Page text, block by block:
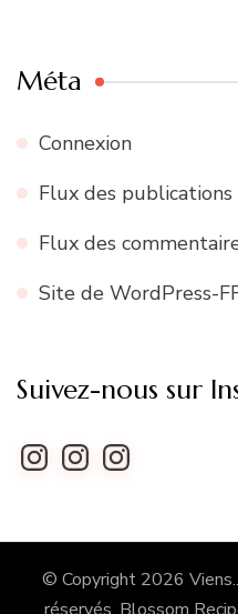
Méta
Connexion
Flux des publications
Flux des
Site de WordPress-
Suivez-nous sur
Instagram
InstagramInstagram
© Copyright 2026